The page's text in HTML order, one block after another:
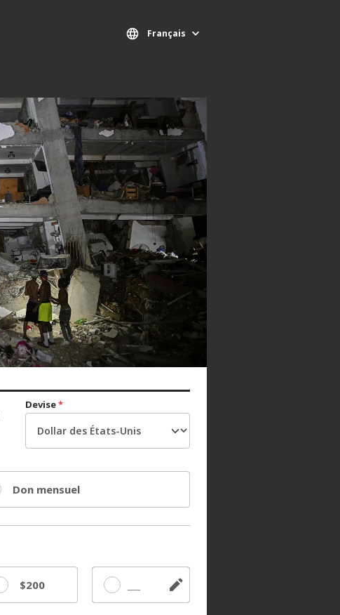
Français
Devise*
Don mensuel
$200 Autre